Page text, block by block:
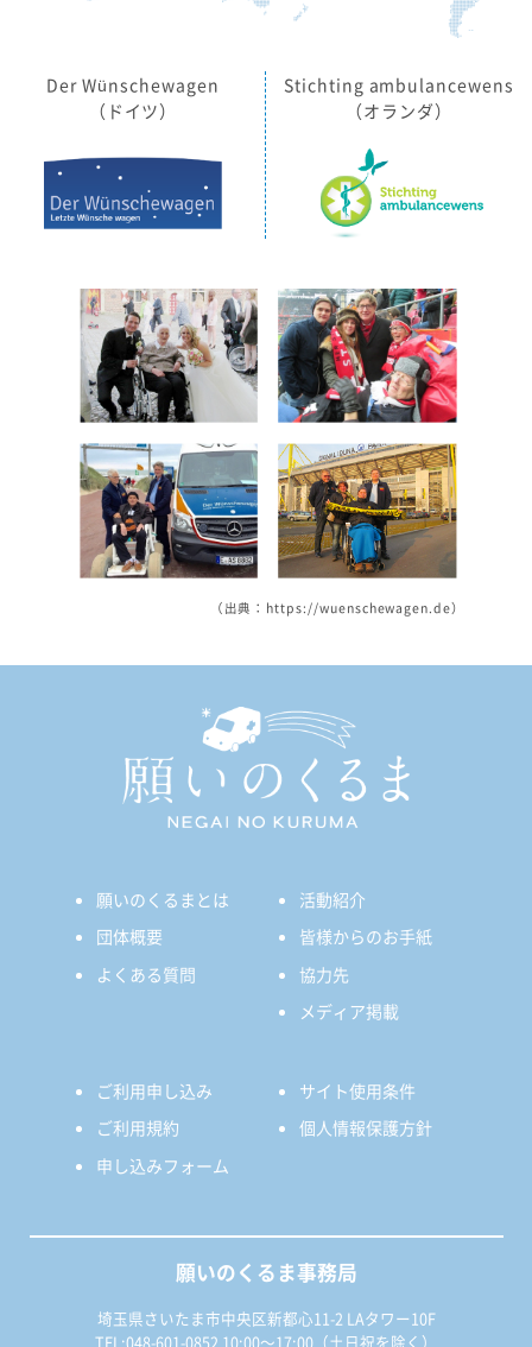
Der Wünschewagen
（ドイツ）
Stichting ambulancewens
（オランダ）
（出典：https://wuenschewagen.de）
願いのくるまとは
団体概要
よくある質問
活動紹介
皆様からのお手紙
協力先
メディア掲載
ご利用申し込み
ご利用規約
申し込みフォーム
サイト使用条件
個人情報保護方針
願いのくるま事務局
埼玉県さいたま市中央区新都心11-2 LAタワー10F
TEL:048-601-0852 10:00〜17:00（土日祝を除く）